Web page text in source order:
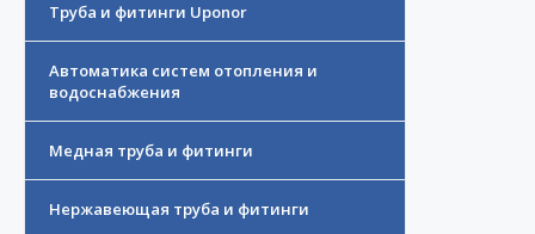
Труба и фитинги Uponor
Автоматика систем отопления и
водоснабжения
Медная труба и фитинги
Нержавеющая труба и фитинги